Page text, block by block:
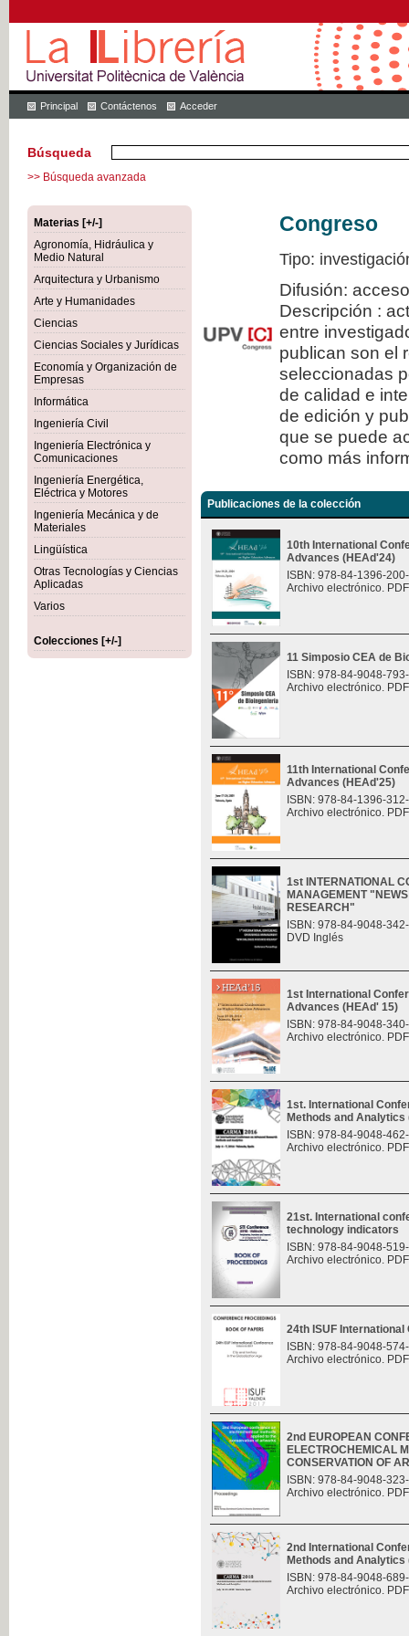
Principal Contáctenos Acceder
Búsqueda
>> Búsqueda avanzada
Materias [+/-]
Agronomía, Hidráulica y
Medio Natural
Arquitectura y Urbanismo
Arte y Humanidades
Ciencias
Ciencias Sociales y Jurídicas
Economía y Organización de
Empresas
Informática
Ingeniería Civil
Ingeniería Electrónica y
Comunicaciones
Ingeniería Energética,
Eléctrica y Motores
Ingeniería Mecánica y de
Materiales
Lingüística
Otras Tecnologías y Ciencias
Aplicadas
Varios
Colecciones [+/-]
Congreso
Tipo:
Difusión:
Descripción :
entre
publican son el
seleccionadas
de calidad e
de edición y
que se puede
como más
Publicaciones de la colección
10th International
Advances (HEAd'24)
ISBN: 978-84-1396-
Archivo electrónico.
11 Simposio CEA de
ISBN: 978-84-9048-
Archivo electrónico.
11th International
Advances (HEAd'25)
ISBN: 978-84-1396-
Archivo electrónico.
1st INTERNATIONAL
MANAGEMENT
RESEARCH"
ISBN: 978-84-9048-
DVD Inglés
1st International
Advances (HEAd' 15)
ISBN: 978-84-9048-
Archivo electrónico.
1st. International
Methods and Analytics
ISBN: 978-84-9048-
Archivo electrónico.
21st. International
technology indicators
ISBN: 978-84-9048-
Archivo electrónico.
24th ISUF
ISBN: 978-84-9048-
Archivo electrónico.
2nd EUROPEAN
ELECTROCHEMICAL
CONSERVATION OF
ISBN: 978-84-9048-
Archivo electrónico.
2nd International
Methods and Analytics
ISBN: 978-84-9048-
Archivo electrónico.